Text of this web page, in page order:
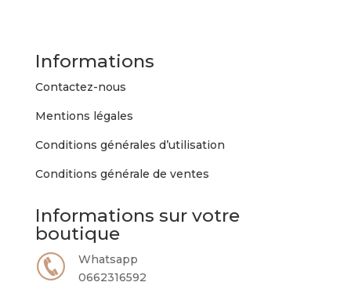
Informations
Contactez-nous
Mentions légales
Conditions générales d’utilisation
Conditions générale de ventes
Informations sur votre
boutique
Whatsapp
0662316592